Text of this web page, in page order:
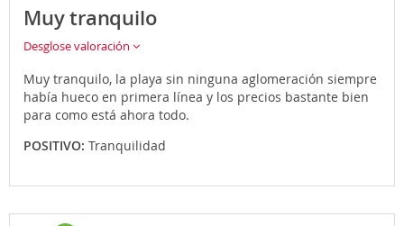
Muy tranquilo
Desglose valoración
Muy tranquilo, la playa sin ninguna aglomeración siempre
había hueco en primera línea y los precios bastante bien
para como está ahora todo.
POSITIVO: Tranquilidad